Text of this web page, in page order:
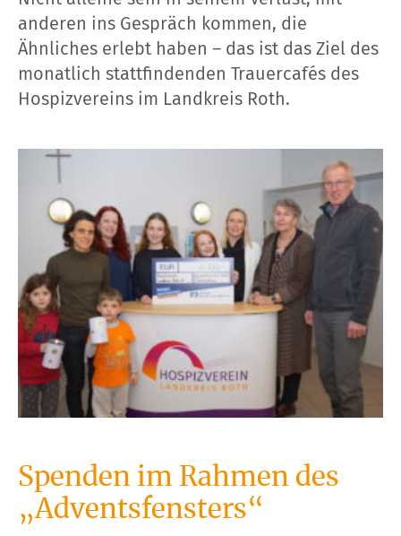
anderen ins Gespräch kommen, die
Ähnliches erlebt haben – das ist das Ziel des
monatlich stattfindenden Trauercafés des
Hospizvereins im Landkreis Roth.
Spenden im Rahmen des
„Adventsfensters“